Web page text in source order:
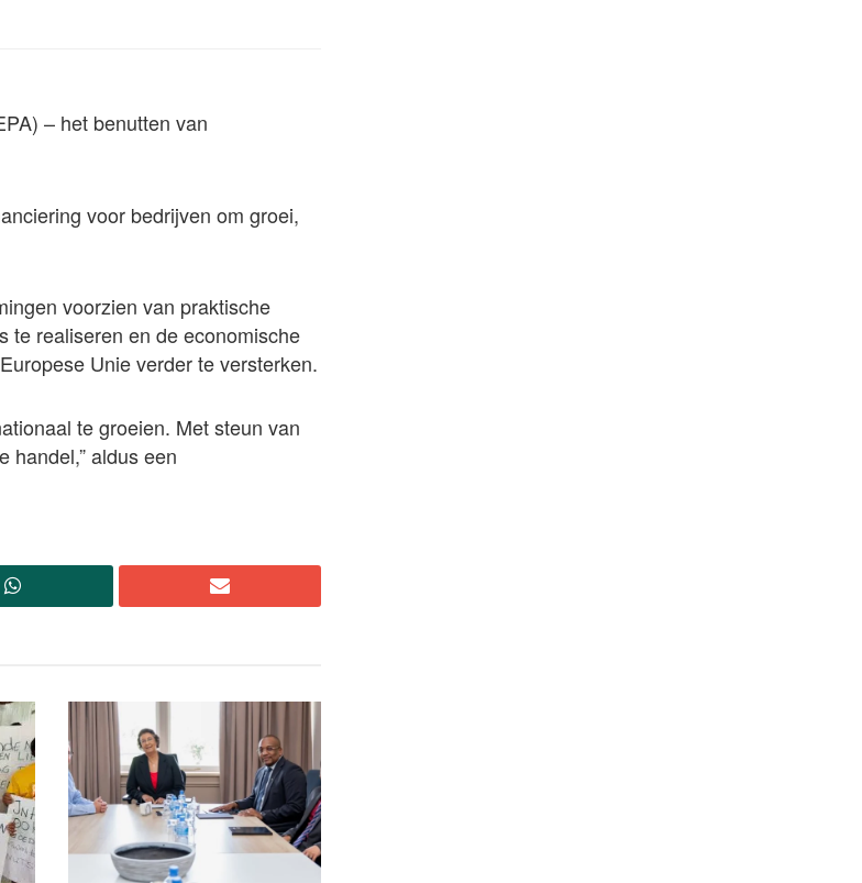
– het benutten van
voor bedrijven om groei,
voorzien van praktische
te realiseren en de economische
Unie verder te versterken.
te groeien. Met steun van
handel,” aldus een